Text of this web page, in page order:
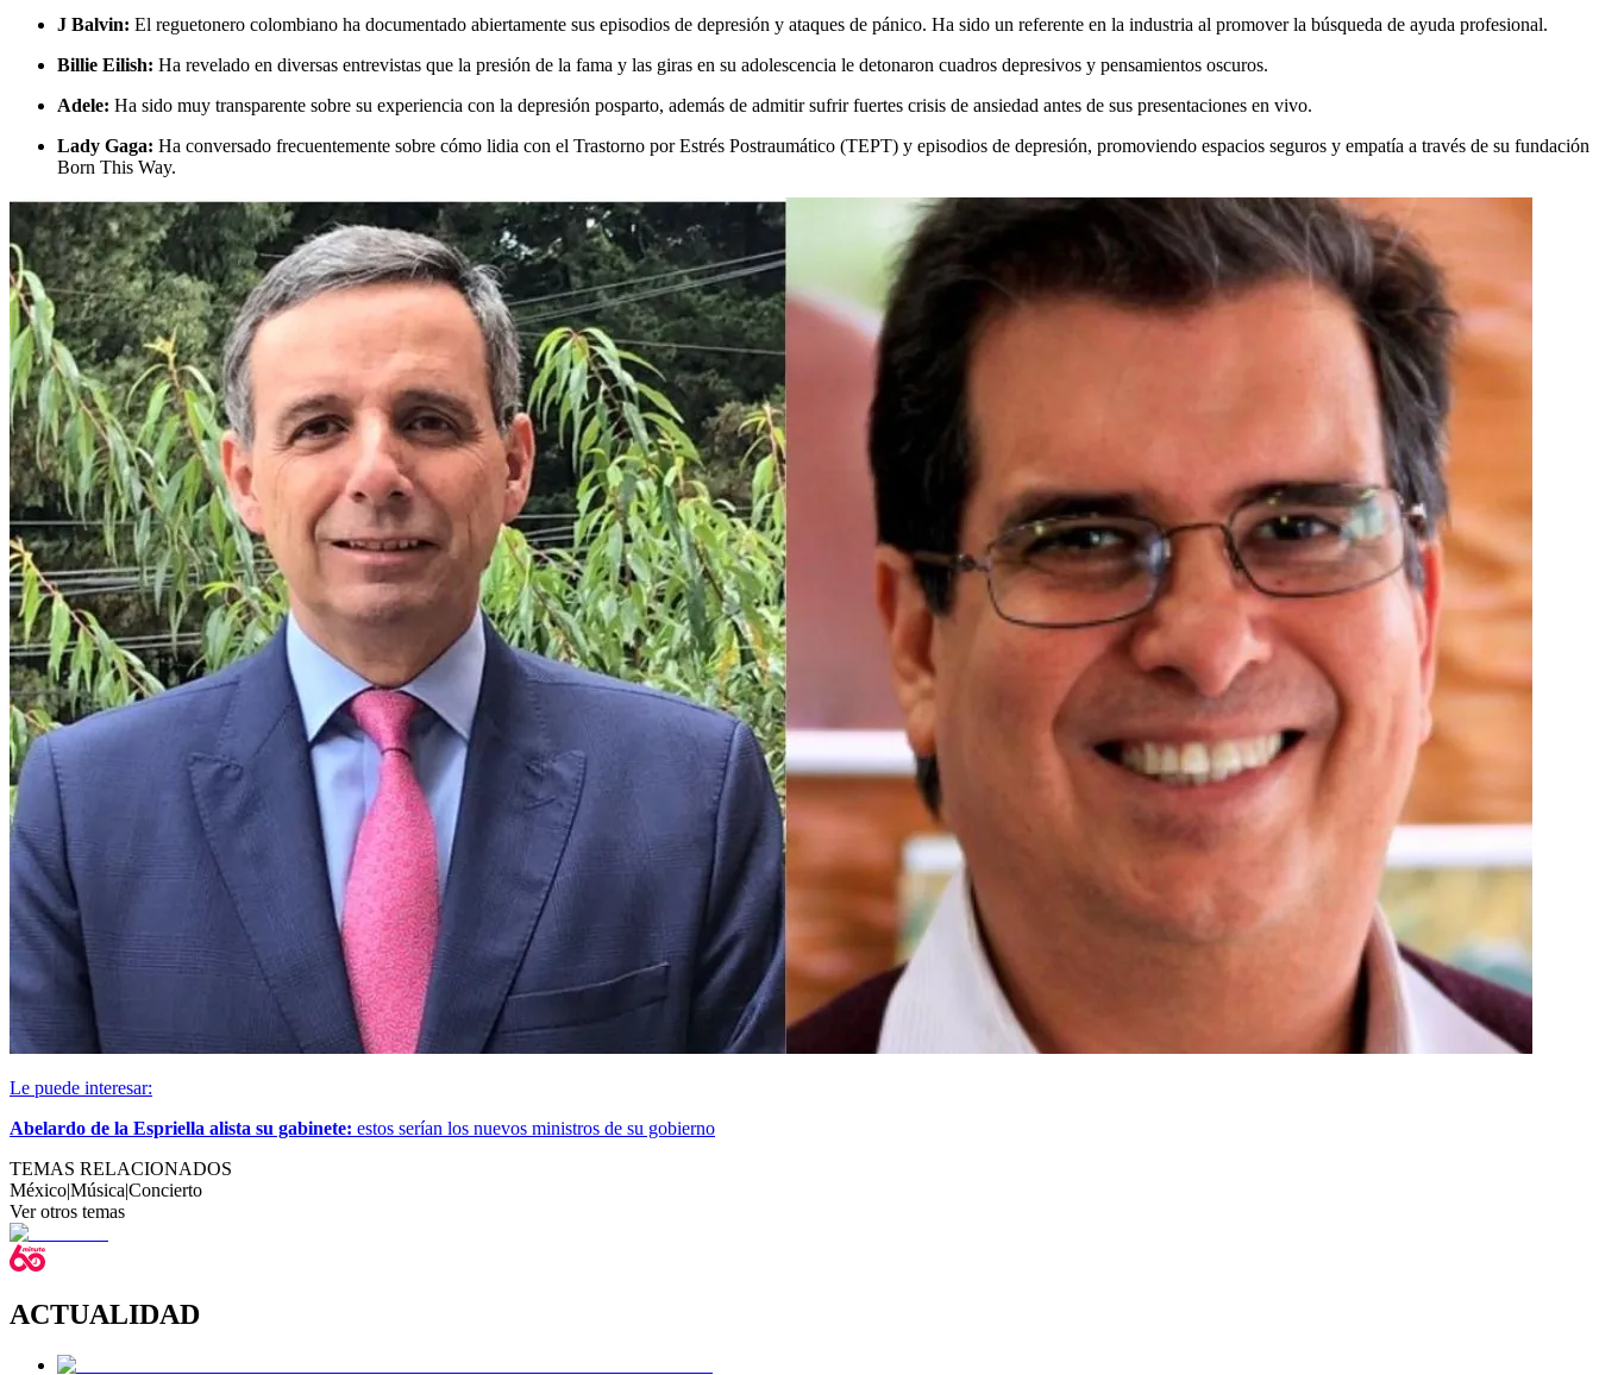
J Balvin: El reguetonero colombiano ha documentado abiertamente sus episodios de depresión y ataques de pánico. Ha sido un referente en la industria al promover la búsqueda de ayuda profesional.
Billie Eilish: Ha revelado en diversas entrevistas que la presión de la fama y las giras en su adolescencia le detonaron cuadros depresivos y pensamientos oscuros.
Adele: Ha sido muy transparente sobre su experiencia con la depresión posparto, además de admitir sufrir fuertes crisis de ansiedad antes de sus presentaciones en vivo.
Lady Gaga: Ha conversado frecuentemente sobre cómo lidia con el Trastorno por Estrés Postraumático (TEPT) y episodios de depresión, promoviendo espacios seguros y empatía a través de su fundación
Born This Way.
Le puede interesar:
Abelardo de la Espriella alista su gabinete: estos serían los nuevos ministros de su gobierno
TEMAS RELACIONADOS
México|Música|Concierto
Ver otros temas
ACTUALIDAD